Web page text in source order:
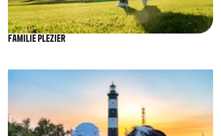
Familie plezier
Afbeelding